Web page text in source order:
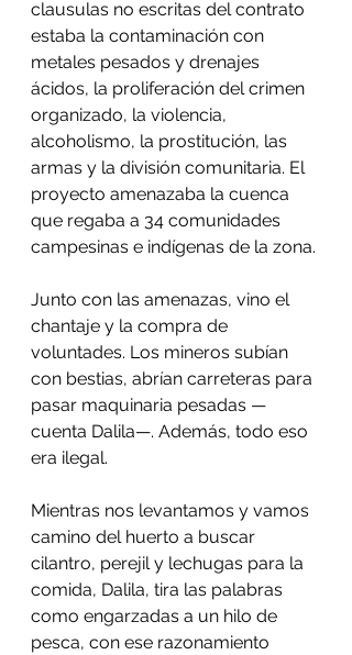
clausulas no escritas del contrato
estaba la contaminación con
metales pesados y drenajes
ácidos, la proliferación del crimen
organizado, la violencia,
alcoholismo, la prostitución, las
armas y la división comunitaria. El
proyecto amenazaba la cuenca
que regaba a 34 comunidades
campesinas e indígenas de la zona.
Junto con las amenazas, vino el
chantaje y la compra de
voluntades. Los mineros subían
con bestias, abrían carreteras para
pasar maquinaria pesadas —
cuenta Dalila—. Además, todo eso
era ilegal.
Mientras nos levantamos y vamos
camino del huerto a buscar
cilantro, perejil y lechugas para la
comida, Dalila, tira las palabras
como engarzadas a un hilo de
pesca, con ese razonamiento